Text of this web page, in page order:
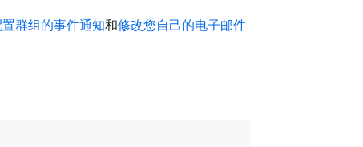
群组的事件通知和修改您自己的电子邮件